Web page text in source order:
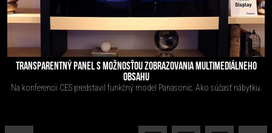
TRANSPARENTNÝ PANEL S MOŽNOSŤOU ZOBRAZOVANIA MULTIMEDIÁLNEHO
OBSAHU
Na konferencii CES predstavil funkčný model Panasonic. Ako súčasť nábytku.